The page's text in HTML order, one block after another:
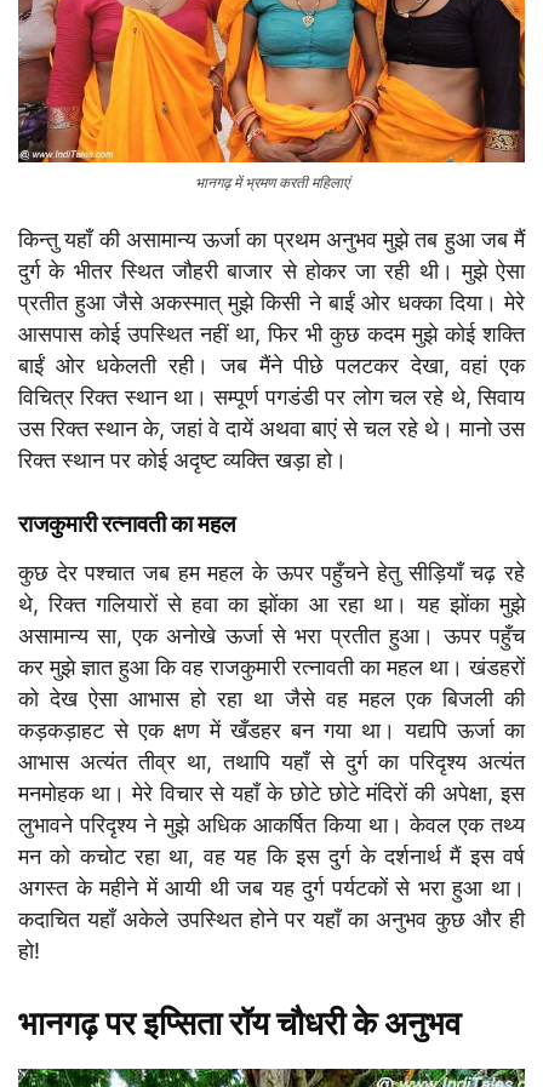
भानगढ़ में भ्रमण करती महिलाएं
किन्तु यहाँ की असामान्य ऊर्जा का प्रथम अनुभव मुझे तब हुआ जब मैं
दुर्ग के भीतर स्थित जौहरी बाजार से होकर जा रही थी। मुझे ऐसा
प्रतीत हुआ जैसे अकस्मात् मुझे किसी ने बाईं ओर धक्का दिया। मेरे
आसपास कोई उपस्थित नहीं था, फिर भी कुछ कदम मुझे कोई शक्ति
बाईं ओर धकेलती रही। जब मैंने पीछे पलटकर देखा, वहां एक
विचित्र रिक्त स्थान था। सम्पूर्ण पगडंडी पर लोग चल रहे थे, सिवाय
उस रिक्त स्थान के, जहां वे दायें अथवा बाएं से चल रहे थे। मानो उस
रिक्त स्थान पर कोई अदृष्ट व्यक्ति खड़ा हो।
राजकुमारी रत्नावती का महल
कुछ देर पश्चात जब हम महल के ऊपर पहुँचने हेतु सीड़ियाँ चढ़ रहे
थे, रिक्त गलियारों से हवा का झोंका आ रहा था। यह झोंका मुझे
असामान्य सा, एक अनोखे ऊर्जा से भरा प्रतीत हुआ। ऊपर पहुँच
कर मुझे ज्ञात हुआ कि वह राजकुमारी रत्नावती का महल था। खंडहरों
को देख ऐसा आभास हो रहा था जैसे वह महल एक बिजली की
कड़कड़ाहट से एक क्षण में खँडहर बन गया था। यद्यपि ऊर्जा का
आभास अत्यंत तीव्र था, तथापि यहाँ से दुर्ग का परिदृश्य अत्यंत
मनमोहक था। मेरे विचार से यहाँ के छोटे छोटे मंदिरों की अपेक्षा, इस
लुभावने परिदृश्य ने मुझे अधिक आकर्षित किया था। केवल एक तथ्य
मन को कचोट रहा था, वह यह कि इस दुर्ग के दर्शनार्थ मैं इस वर्ष
अगस्त के महीने में आयी थी जब यह दुर्ग पर्यटकों से भरा हुआ था।
कदाचित यहाँ अकेले उपस्थित होने पर यहाँ का अनुभव कुछ और ही
हो!
भानगढ़ पर इप्सिता रॉय चौधरी के अनुभव